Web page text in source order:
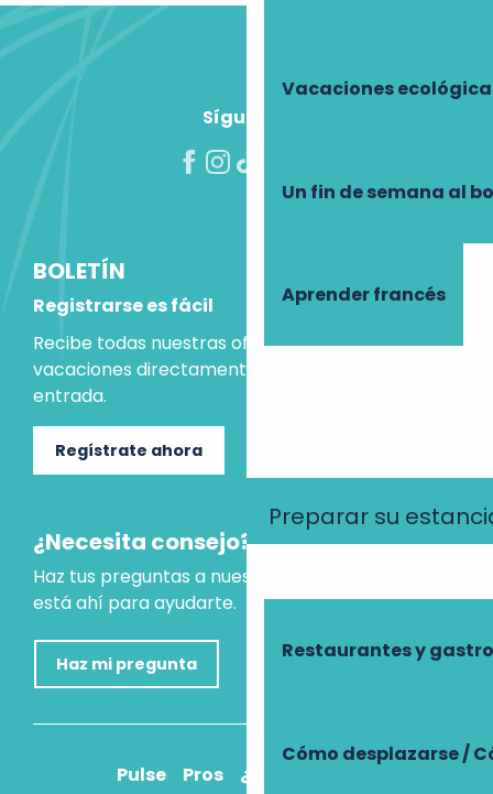
Vacaciones
Un fin de semana al
Aprender francés
Preparar su
Restaurantes y
Cómo desplazarse /
Síguenos
BOLETÍN
Registrarse es fácil
Recibe todas nuestras ofertas e ideas para las
vacaciones directamente en tu bandeja de
entrada.
Regístrate ahora
¿Necesita consejo?
Haz tus preguntas a nuestro asistente virtual, que
está ahí para ayudarte.
Haz mi pregunta
Pulse Pros ¿Cómo llegar?